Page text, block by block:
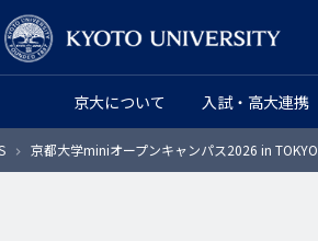
京大について 入試・高大連携
京都大学miniオープンキャンパス2026 in TOKYO